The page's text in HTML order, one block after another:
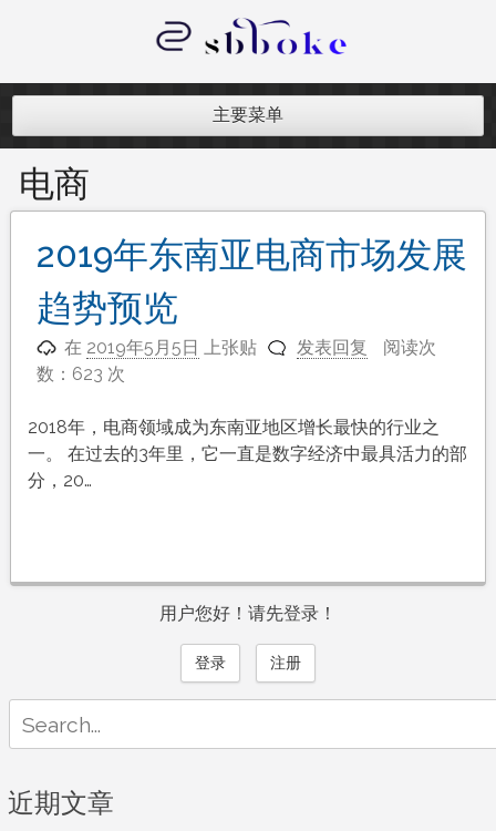
内
记录跨境电商独立站开发遇到的点点
主要菜单
电商
2019年东南亚电商市场发展
趋势预览
在 2019年5月5日 上张贴 发表回复
阅读次
数：623 次
2018年，电商领域成为东南亚地区增长最快的行业之
一。 在过去的3年里，它一直是数字经济中最具活力的部
分，20…
用户您好！请先登录！
登录 注册
for:
近期文章